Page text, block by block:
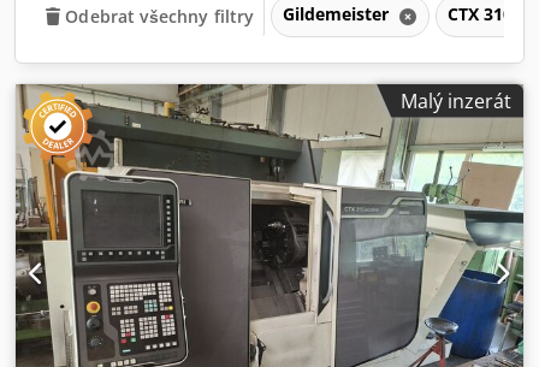
Odebrat všechny filtry Gildemeister CTX 310
Malý inzerát